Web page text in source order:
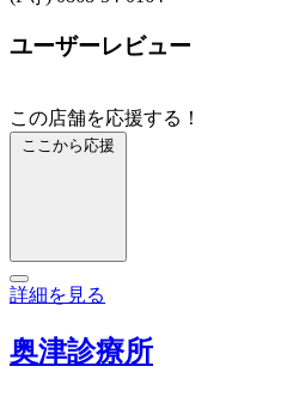
ユーザーレビュー
この店舗を応援する！
ここから応援
詳細を見る
奥津診療所